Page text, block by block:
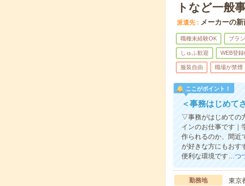
トなど一般
派遣先 メーカーの
職種未経験OK ブラ
しゅふ歓迎 WEB登
服装自由 職場が禁煙
ここがポイント！
＜事務はじめて
▽事務がはじめての
インのお仕事です｜
作られるのか、間近
が好きな方にもおす
便利な環境です…つ
勤務地
東京